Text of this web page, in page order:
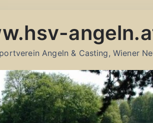
Angeln & Casting, Wiener